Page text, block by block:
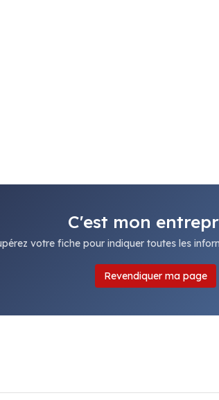
C'est mon
votre fiche pour indiquer toutes les
Revendiquer ma page